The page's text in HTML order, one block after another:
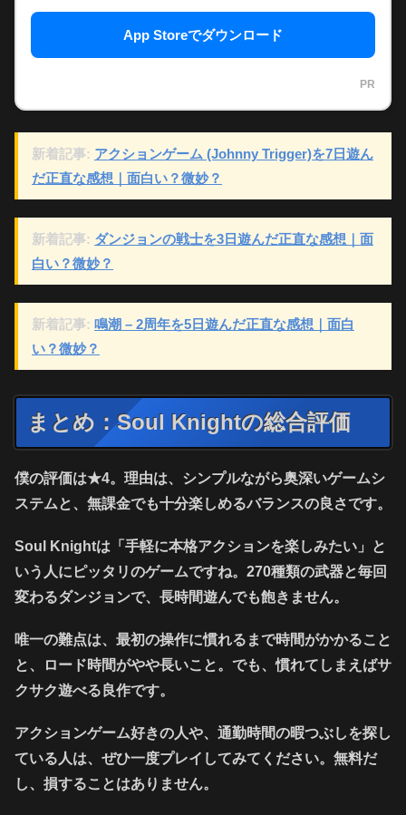
App Storeでダウンロード
PR
新着記事: アクションゲーム (Johnny Trigger)を7日遊ん
だ正直な感想｜面白い？微妙？
新着記事: ダンジョンの戦士を3日遊んだ正直な感想｜面
白い？微妙？
新着記事: 鳴潮 – 2周年を5日遊んだ正直な感想｜面白
い？微妙？
まとめ：Soul Knightの総合評価
僕の評価は★4。理由は、シンプルながら奥深いゲームシ
ステムと、無課金でも十分楽しめるバランスの良さです。
Soul Knightは「手軽に本格アクションを楽しみたい」と
いう人にピッタリのゲームですね。270種類の武器と毎回
変わるダンジョンで、長時間遊んでも飽きません。
唯一の難点は、最初の操作に慣れるまで時間がかかること
と、ロード時間がやや長いこと。でも、慣れてしまえばサ
クサク遊べる良作です。
アクションゲーム好きの人や、通勤時間の暇つぶしを探し
ている人は、ぜひ一度プレイしてみてください。無料だ
し、損することはありません。